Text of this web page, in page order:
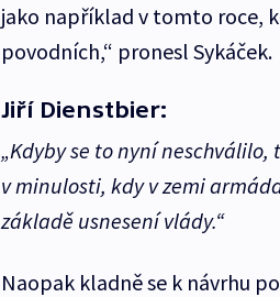
jako například v tomto roce,
povodních,“ pronesl Sykáček.
Jiří Dienstbier:
„Kdyby se to nyní
v minulosti, kdy v zemi
základě usnesení vlády.“
Naopak kladně se k návrhu